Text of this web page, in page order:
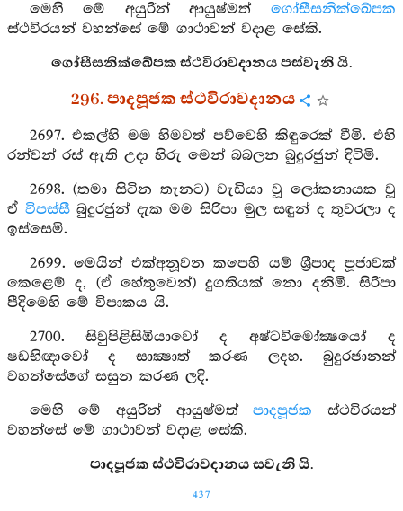
මෙහි මේ අයුරින් ආයුෂ්මත් ගෝසීසනික්ඛේපක
ස්ථවිරයන් වහන්සේ මේ ගාථාවන් වදාළ සේකි.
ගෝසීසනික්ඛේපක ස්ථවිරාවදානය පස්වැනි යි.
296. පාදපූජක ස්ථවිරාවදානය
2697. එකල්හි මම හිමවත් පව්වෙහි කිඳුරෙක් වීමි. එහි
රන්වන් රස් ඇති උදා හිරු මෙන් බබලන බුදුරජුන් දිටිමි.
2698. (තමා සිටින තැනට) වැඩියා වූ ලෝකනායක වූ
ඒ විපස්සීබුදුරජුන් දැක මම සිරිපා මුල සඳුන් ද තුවරලා ද
ඉස්සෙමි.
2699. මෙයින් එක්අනූවන කපෙහි යම් ශ්‍රීපාද පූජාවක්
කෙළෙම් ද, (ඒ හේතුවෙන්) දුගතියක් නො දනිමි. සිරිපා
පීදිමෙහි මේ විපාකය යි.
2700. සිවුපිළිසිඹියාවෝ ද අෂ්ටවිමෝක්‍ෂයෝ ද
ෂඩභිඥාවෝ ද සාක්‍ෂාත් කරණ ලදහ. බුදුරජානන්
වහන්සේගේ සසුන කරණ ලදි.
මෙහි මේ අයුරින් ආයුෂ්මත්පාදපූජක ස්ථවිරයන්
වහන්සේ මේ ගාථාවන් වදාළ සේකි.
පාදපූජක ස්ථවිරාවදානය සවැනි යි.
437